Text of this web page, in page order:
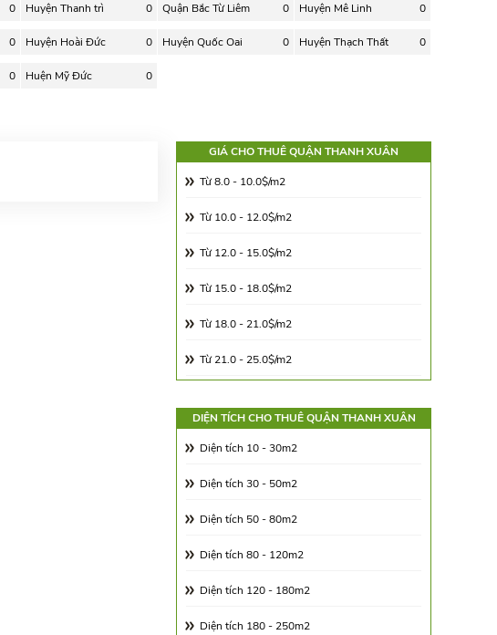
0 Huyện Thanh trì 0 Quận Bắc Từ Liêm 0 Huyện Mê Linh 0
0 Huyện Hoài Đức 0 Huyện Quốc Oai 0 Huyện Thạch Thất 0
0 Huện Mỹ Đức 0
GIÁ CHO THUÊ QUẬN THANH XUÂN
Từ 8.0 - 10.0$/m2
Từ 10.0 - 12.0$/m2
Từ 12.0 - 15.0$/m2
Từ 15.0 - 18.0$/m2
Từ 18.0 - 21.0$/m2
Từ 21.0 - 25.0$/m2
Từ 30.0 - 65.0$/m2
DIỆN TÍCH CHO THUÊ QUẬN THANH XUÂN
Diện tích 10 - 30m2
Diện tích 30 - 50m2
Diện tích 50 - 80m2
Diện tích 80 - 120m2
Diện tích 120 - 180m2
Diện tích 180 - 250m2